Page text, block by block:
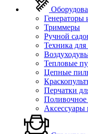
Генераторы
Триммеры
Ручной
Техника для
Тепловые
Цепные
Перчатки
Поливочное
Аксессуары